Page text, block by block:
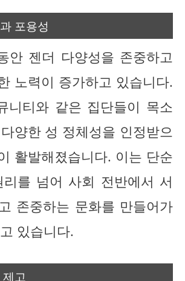
포용성
안 젠더 다양성을 존중하고
노력이 증가하고 있습니다.
니티와 같은 집단들이 목소
양한 성 정체성을 인정받으
활발해졌습니다. 이는 단순
를 넘어 사회 전반에서 서
존중하는 문화를 만들어가
있습니다.
고